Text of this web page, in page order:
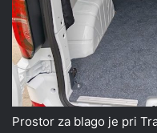
Prostor za blago je pri